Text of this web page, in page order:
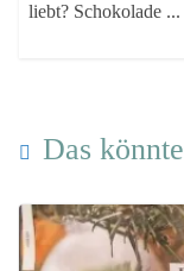
liebt? Schokolade ...
Das